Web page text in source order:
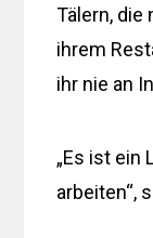
Tälern, die
ihrem
ihr nie an
„Es ist ein
arbeiten“,